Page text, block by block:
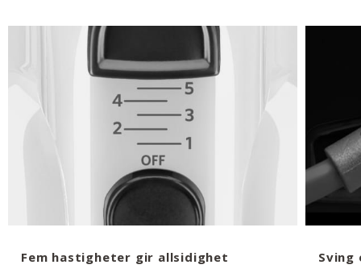
Fem hastigheter gir allsidighet Sving